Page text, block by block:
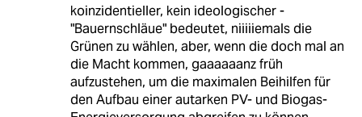
koinzidentieller, kein ideologischer -
"Bauernschläue" bedeutet, niiiiiemals die
Grünen zu wählen, aber, wenn die doch mal an
die Macht kommen, gaaaaaanz früh
aufzustehen, um die maximalen Beihilfen für
den Aufbau einer autarken PV- und Biogas-